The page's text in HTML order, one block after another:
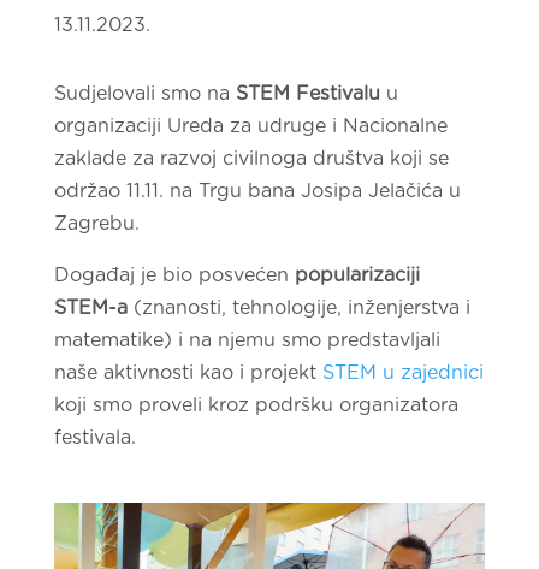
13.11.2023.
Sudjelovali smo na STEM Festivalu u
organizaciji Ureda za udruge i Nacionalne
zaklade za razvoj civilnoga društva koji se
održao 11.11. na Trgu bana Josipa Jelačića u
Zagrebu.
Događaj je bio posvećen popularizaciji
STEM-a(znanosti, tehnologije, inženjerstva i
matematike) i na njemu smo predstavljali
naše aktivnosti kao i projekt STEM u zajednici
koji smo proveli kroz podršku organizatora
festivala.